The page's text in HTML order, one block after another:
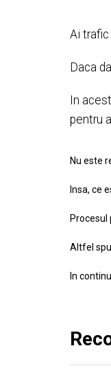
Ai
Daca
In
pentru
Nu este
Insa, ce
Altfel
In